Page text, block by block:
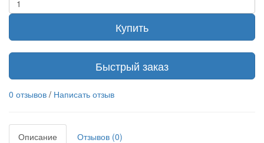
Купить
Быстрый заказ
0 отзывов / Написать отзыв
Описание
Отзывов (0)